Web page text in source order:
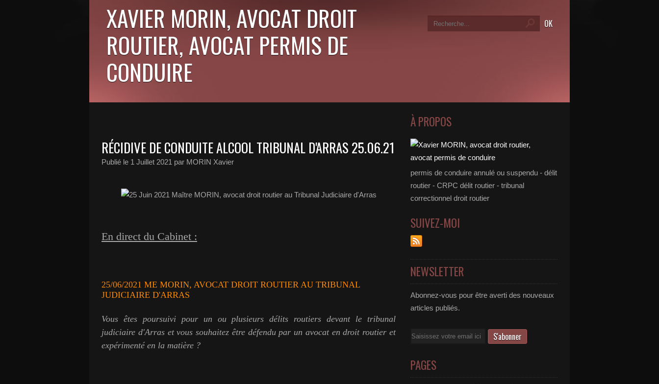
XAVIER MORIN, AVOCAT DROIT
ROUTIER, AVOCAT PERMIS DE
CONDUIRE
RÉCIDIVE DE CONDUITE ALCOOL TRIBUNAL D'ARRAS 25.06.21
Publié le 1 Juillet 2021 par MORIN Xavier
En direct du Cabinet :
25/06/2021 ME MORIN, AVOCAT DROIT ROUTIER AU TRIBUNAL
JUDICIAIRE D'ARRAS
Vous êtes poursuivi pour un ou plusieurs délits routiers devant le tribunal
judiciaire d'Arras et vous souhaitez être défendu par un avocat en droit routier et
expérimenté en la matière ?
À PROPOS
permis de conduire annulé ou suspendu - délit
routier - CRPC délit routier - tribunal
correctionnel droit routier
SUIVEZ-MOI
NEWSLETTER
Abonnez-vous pour être averti des nouveaux
articles publiés.
Email
PAGES